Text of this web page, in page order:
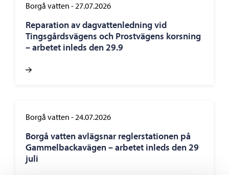
Borgå vatten -27.07.2026
Reparation av dagvattenledning vid
Tingsgårdsvägens och Prostvägens korsning
– arbetet inleds den 29.9
Borgå vatten -24.07.2026
Borgå vatten avlägsnar reglerstationen på
Gammelbackavägen – arbetet inleds den 29
juli